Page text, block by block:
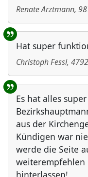
Renate Arztmann,
Hat super
Christoph Fessl, 4792
Es hat alles
aus der
Kündigen war
werde die Seite
weiterempfehlen